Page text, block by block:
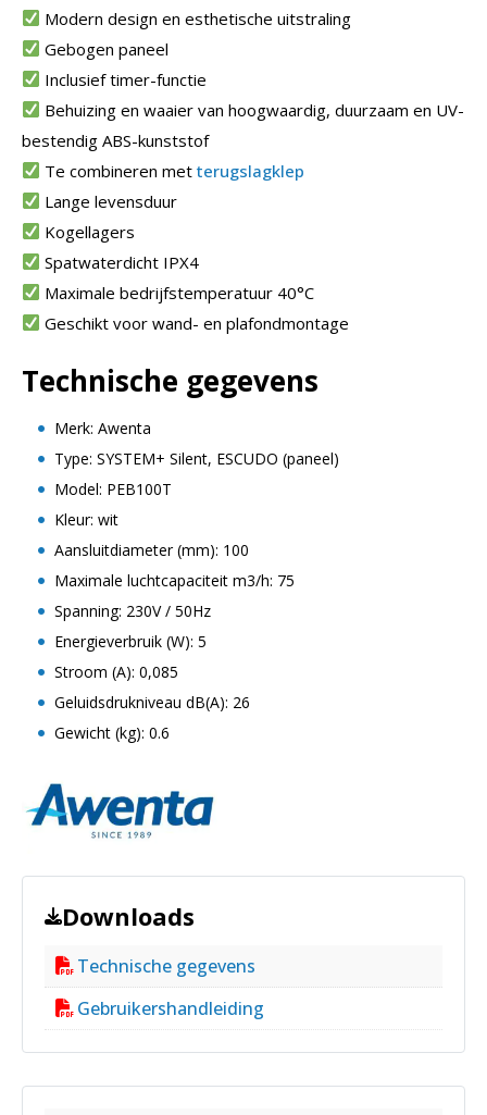
Modern design en esthetische uitstraling
Gebogen paneel
Inclusief timer-functie
Behuizing en waaier van hoogwaardig, duurzaam en UV-
bestendig ABS-kunststof
Te combineren metterugslagklep
Lange levensduur
Kogellagers
Spatwaterdicht IPX4
Maximale bedrijfstemperatuur 40°C
Geschikt voor wand- en plafondmontage
Technische gegevens
Merk: Awenta
Type: SYSTEM+ Silent, ESCUDO (paneel)
Model: PEB100T
Kleur: wit
Aansluitdiameter (mm): 100
Maximale luchtcapaciteit m3/h: 75
Spanning: 230V / 50Hz
Energieverbruik (W): 5
Stroom (A): 0,085
Geluidsdrukniveau dB(A): 26
Gewicht (kg): 0.6
Downloads
Technische gegevens
Gebruikershandleiding